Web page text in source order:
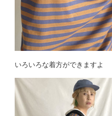
いろいろな着方ができますよ